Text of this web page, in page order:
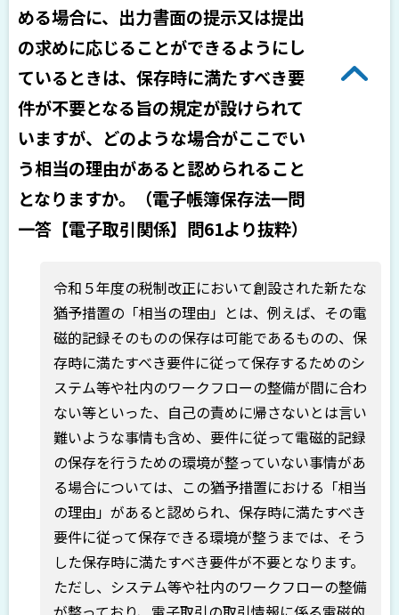
める場合に、出力書面の提示又は提出
の求めに応じることができるようにし
ているときは、保存時に満たすべき要
件が不要となる旨の規定が設けられて
いますが、どのような場合がここでい
う相当の理由があると認められること
となりますか。（電子帳簿保存法一問
一答【電子取引関係】問61より抜粋）
令和５年度の税制改正において創設された新たな
猶予措置の「相当の理由」とは、例えば、その電
磁的記録そのものの保存は可能であるものの、保
存時に満たすべき要件に従って保存するためのシ
ステム等や社内のワークフローの整備が間に合わ
ない等といった、自己の責めに帰さないとは言い
難いような事情も含め、要件に従って電磁的記録
の保存を行うための環境が整っていない事情があ
る場合については、この猶予措置における「相当
の理由」があると認められ、保存時に満たすべき
要件に従って保存できる環境が整うまでは、そう
した保存時に満たすべき要件が不要となります。
ただし、システム等や社内のワークフローの整備